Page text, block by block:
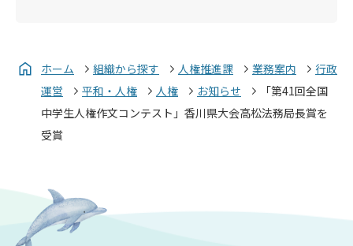
ホーム 組織から探す 人権推進課 業務案内
行政
運営
平和・人権 人権 お知らせ
「第41回全国
中学生人権作文コンテスト」香川県大会高松法務局長賞を
受賞